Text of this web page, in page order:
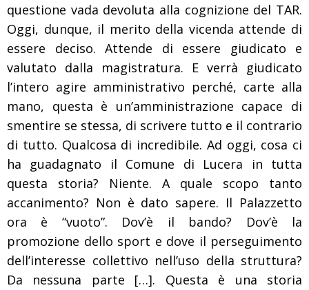
questione vada devoluta alla cognizione del TAR.
Oggi, dunque, il merito della vicenda attende di
essere deciso. Attende di essere giudicato e
valutato dalla magistratura. E verrà giudicato
l’intero agire amministrativo perché, carte alla
mano, questa è un’amministrazione capace di
smentire se stessa, di scrivere tutto e il contrario
di tutto. Qualcosa di incredibile. Ad oggi, cosa ci
ha guadagnato il Comune di Lucera in tutta
questa storia? Niente. A quale scopo tanto
accanimento? Non è dato sapere. Il Palazzetto
ora è “vuoto”. Dov’è il bando? Dov’è la
promozione dello sport e dove il perseguimento
dell’interesse collettivo nell’uso della struttura?
Da nessuna parte […]. Questa è una storia